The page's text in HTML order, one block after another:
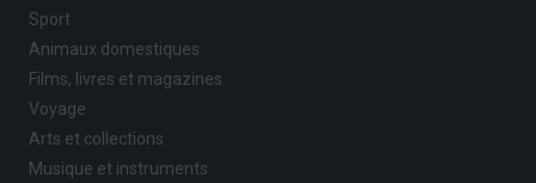
Sport
Animaux domestiques
Films, livres et magazines
Voyage
Arts et collections
Musique et instruments